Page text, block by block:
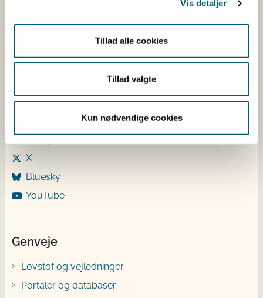
Vis detaljer
Tillad alle cookies
Tillad valgte
Kun nødvendige cookies
Torsdag: 9-12 og 13-15
LinkedIn
Instagram
X
Bluesky
YouTube
Genveje
Lovstof og vejledninger
Portaler og databaser